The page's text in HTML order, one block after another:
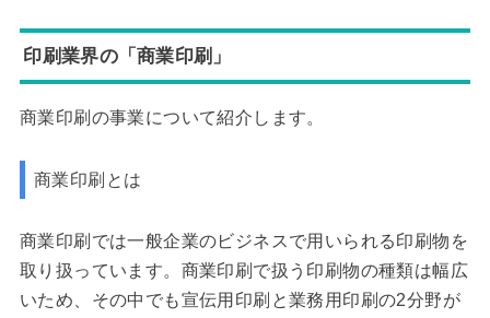
印刷業界の「商業印刷」
商業印刷の事業について紹介します。
商業印刷とは
商業印刷では一般企業のビジネスで用いられる印刷物を
取り扱っています。商業印刷で扱う印刷物の種類は幅広
いため、その中でも宣伝用印刷と業務用印刷の2分野が